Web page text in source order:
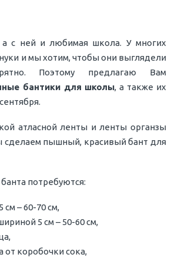
а с ней и любимая школа. У многих
и мы хотим, чтобы они выглядели
Поэтому предлагаю Вам
бантики для школы, а также их
атласной ленты и ленты органзы
пышный, красивый бант для
потребуются:
см – 60-70 см,
5 см – 50-60 см,
от коробочки сока,